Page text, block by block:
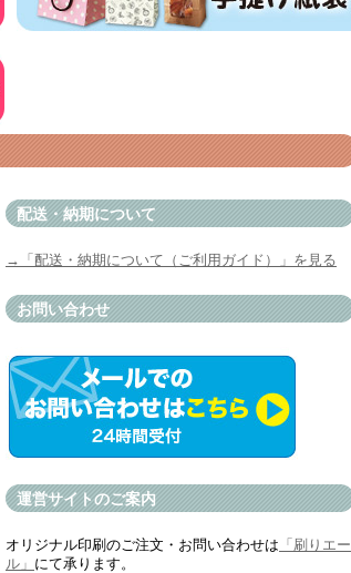
配送・納期について
→「配送・納期について（ご利用ガイド）」を見る
お問い合わせ
運営サイトのご案内
オリジナル印刷のご注文・お問い合わせは 「刷りエー
ル」 にて承ります。